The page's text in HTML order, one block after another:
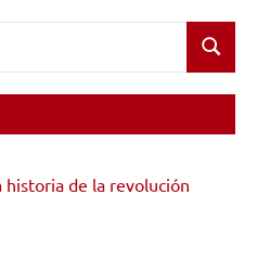
Buscar
historia de la revolución